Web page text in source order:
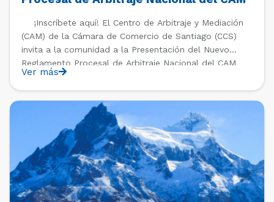
¡Inscríbete aquí! El Centro de Arbitraje y Mediación
(CAM) de la Cámara de Comercio de Santiago (CCS)
invita a la comunidad a la Presentación del Nuevo
Reglamento Procesal de Arbitraje Nacional del CAM
Santiago (2021), el que entrará a regir a contar del 1°
de abril de 2021. […]
Ver más